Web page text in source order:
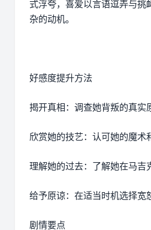
式浮夸，喜爱以言语逗弄与挑
杂的动机。
好感度提升方法
揭开真相：调查她背叛的真实
欣赏她的技艺：认可她的魔术
理解她的过去：了解她在马吉
给予原谅：在适当时机选择宽
剧情要点